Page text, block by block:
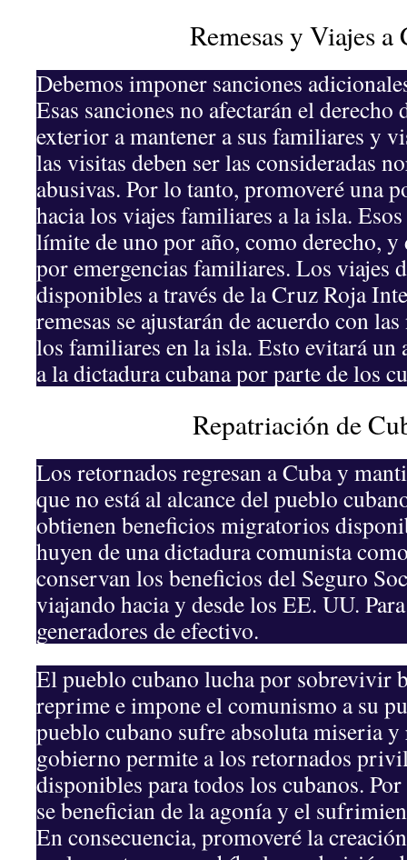
Remesas y Viajes a
Debemos imponer sanciones
Esas sanciones no afectarán el derecho
exterior a mantener a sus familiares y
las visitas deben ser las consideradas
abusivas. Por lo tanto, promoveré una
hacia los viajes familiares a la isla.
límite de uno por año, como derecho, y
por emergencias familiares. Los viajes
disponibles a través de la Cruz Roja
remesas se ajustarán de acuerdo con
los familiares en la isla. Esto evitará un
a la dictadura cubana por parte de los
Repatriación de
Los retornados regresan a Cuba y
que no está al alcance del pueblo
obtienen beneficios migratorios
huyen de una dictadura comunista
conservan los beneficios del Seguro
viajando hacia y desde los EE. UU.
generadores de efectivo.
El pueblo cubano lucha por sobrevivir
reprime e impone el comunismo a su
pueblo cubano sufre absoluta miseria
gobierno permite a los retornados
disponibles para todos los cubanos.
se benefician de la agonía y el
En consecuencia, promoveré la